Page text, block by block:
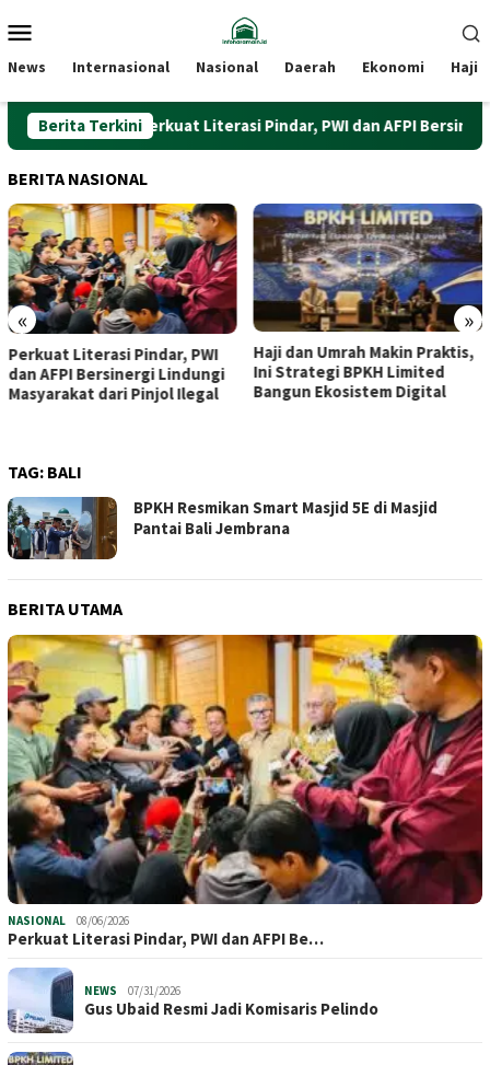
ke
Mobile
News Internasional Nasional Daerah Ekonomi Haji
Berita TerkiniPerkuat Literasi Pindar, PWI dan AFPI Bersinergi
BERITA NASIONAL
« »
Pindar, PWI
Lindungi
dari Pinjol Ilegal
Haji dan Umrah Makin Praktis,
Ini Strategi BPKH Limited
Bangun Ekosistem Digital
Dari
Purbaya
TAG: BALI
BPKH Resmikan Smart Masjid 5E di Masjid
Pantai Bali Jembrana
BERITA UTAMA
NASIONAL 08/06/2026
Perkuat Literasi Pindar, PWI dan AFPI Be…
NEWS 07/31/2026
​Gus Ubaid Resmi Jadi Komisaris Pelindo